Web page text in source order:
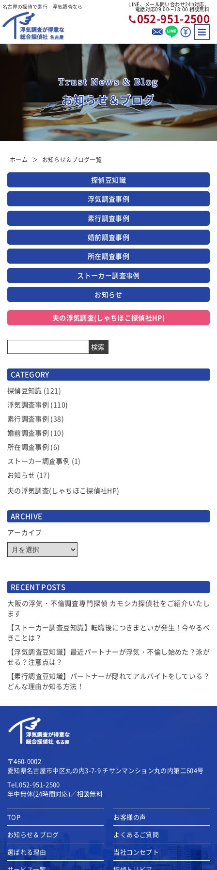
名古屋の探偵で素行・浮気調査なら LINE、メール問い合わせ24h対応、
電話対応09:00〜18:00 相談無料
052-951-2500
Trust News & Blog
お知らせ＆ブログ
ホーム お知らせ＆ブログ一覧
探偵豆知識
浮気調査事例
素行調査事例
婚前調査事例
所在調査事例
ストーカー調査事例
お知らせ
夫の浮気調査(しゃちほこ探偵社HP)
検索
CATEGORY
探偵豆知識 (121)
浮気調査事例 (110)
素行調査事例 (38)
婚前調査事例 (10)
所在調査事例 (6)
ストーカー調査事例 (1)
お知らせ (17)
夫の浮気調査(しゃちほこ探偵社HP)
ARCHIVE
アーカイブ
RECENT POSTS
大阪の浮気・不倫調査専門探偵 カモシカ探偵社をご紹介いたし
ます
【ストーカー調査豆知識】転職後につきまといが発生！今やるべ
きことは？
【浮気調査豆知識】最近パートナーが浮気・不倫し始めた？泳が
せる？注意点は？
【素行調査豆知識】パートナーが隠れてアルバイトをしている？
どんな理由か知る方法！
〒460-0002
愛知県名古屋市中区丸の内3-7-9 チサンマンション丸の内第二604号
Tel.052-951-2500
年中無休(24時間対応)／相談無料
TOP
お知らせ＆ブログ
選ばれる理由
お客様の声
よくあるご質問
当社コンセプト